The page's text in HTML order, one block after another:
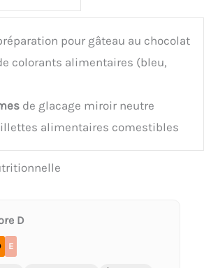
pour gâteau au chocolat
colorants alimentaires (bleu,
de glacage miroir neutre
alimentaires comestibles
D
E